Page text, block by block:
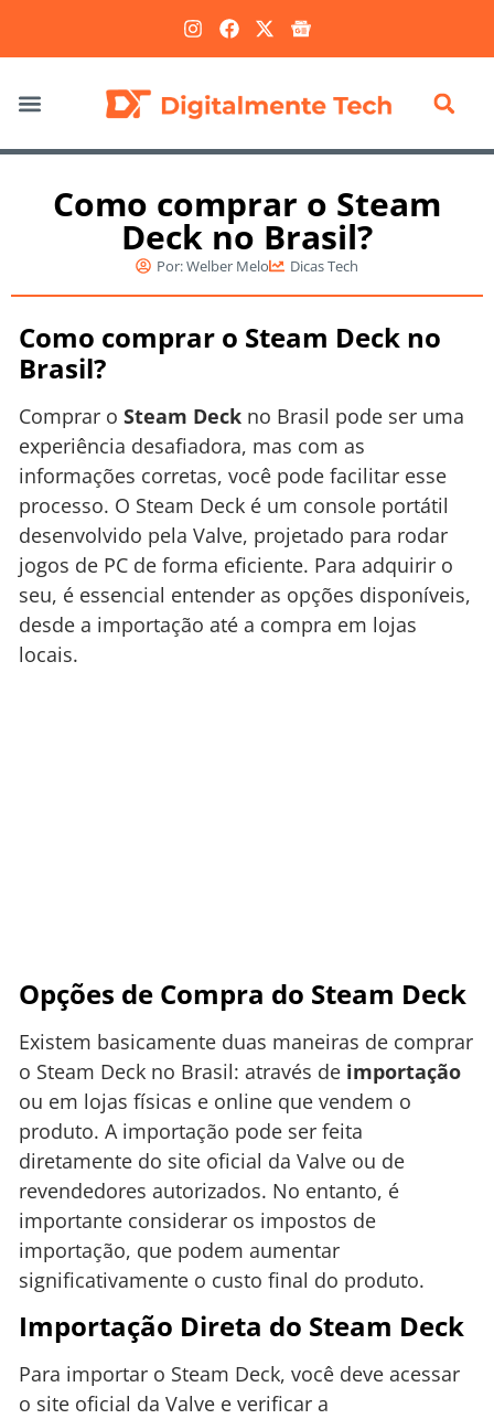
Como comprar o Steam
Deck no Brasil?
Por:Welber Melo Dicas Tech
Como comprar o Steam Deck no
Brasil?
Comprar o Steam Deck no Brasil pode ser uma
experiência desafiadora, mas com as
informações corretas, você pode facilitar esse
processo. O Steam Deck é um console portátil
desenvolvido pela Valve, projetado para rodar
jogos de PC de forma eficiente. Para adquirir o
seu, é essencial entender as opções disponíveis,
desde a importação até a compra em lojas
locais.
Opções de Compra do Steam Deck
Existem basicamente duas maneiras de comprar
o Steam Deck no Brasil: através de importação
ou em lojas físicas e online que vendem o
produto. A importação pode ser feita
diretamente do site oficial da Valve ou de
revendedores autorizados. No entanto, é
importante considerar os impostos de
importação, que podem aumentar
significativamente o custo final do produto.
Importação Direta do Steam Deck
Para importar o Steam Deck, você deve acessar
o site oficial da Valve e verificar a